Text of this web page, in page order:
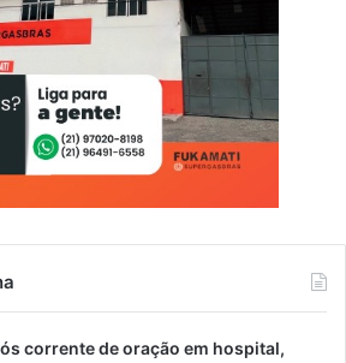
corrente de oração em hospital,